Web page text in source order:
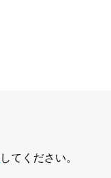
してください。